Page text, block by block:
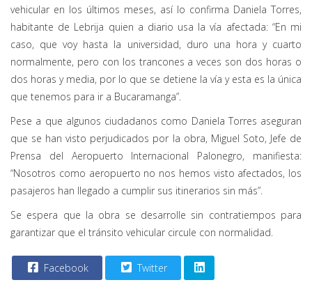
vehicular en los últimos meses, así lo confirma Daniela Torres,
habitante de Lebrija quien a diario usa la vía afectada: “En mi
caso, que voy hasta la universidad, duro una hora y cuarto
normalmente, pero con los trancones a veces son dos horas o
dos horas y media, por lo que se detiene la vía y esta es la única
que tenemos para ir a Bucaramanga”.
Pese a que algunos ciudadanos como Daniela Torres aseguran
que se han visto perjudicados por la obra, Miguel Soto, Jefe de
Prensa del Aeropuerto Internacional Palonegro, manifiesta:
“Nosotros como aeropuerto no nos hemos visto afectados, los
pasajeros han llegado a cumplir sus itinerarios sin más”.
Se espera que la obra se desarrolle sin contratiempos para
garantizar que el tránsito vehicular circule con normalidad.
Facebook Twitter